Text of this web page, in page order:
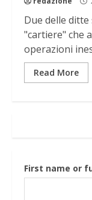
Due delle
"cartiere" che
operazioni
Read More
First name or